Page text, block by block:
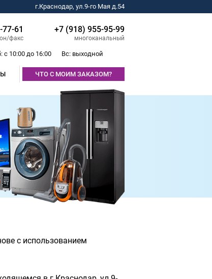
г.Краснодар, ул.9-го Мая д.54
61
факс
+7 (918) 955-95-99
многоканальный
с 10:00 до 16:00 Вс: выходной
ЧТО С МОИМ ЗАКАЗОМ?
с использованием